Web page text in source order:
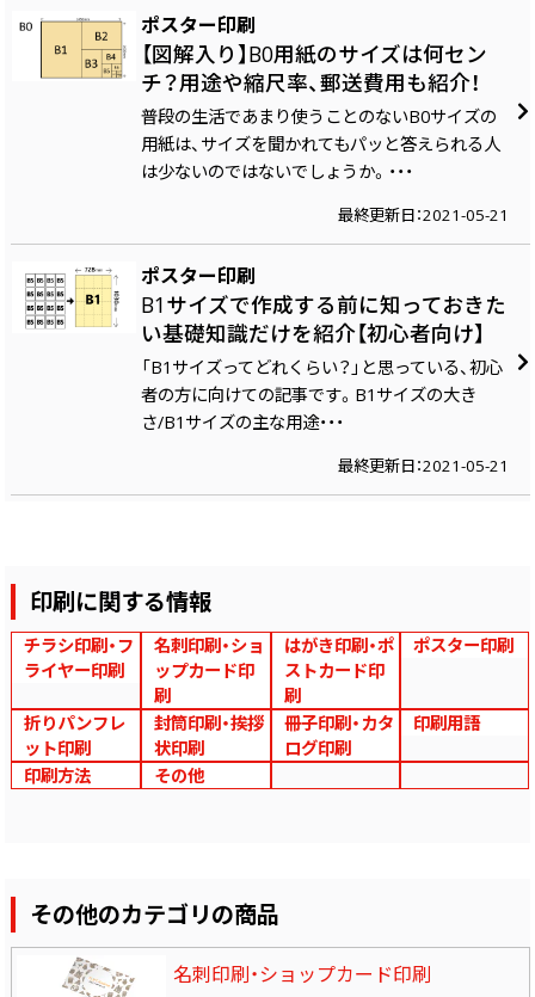
ポスター印刷
【図解入り】B0用紙のサイズは何セン
チ？用途や縮尺率、郵送費用も紹介！
普段の生活であまり使うことのないB0サイズの
用紙は、サイズを聞かれてもパッと答えられる人
は少ないのではないでしょうか。・・・
最終更新日：2021-05-21
ポスター印刷
B1サイズで作成する前に知っておきた
い基礎知識だけを紹介【初心者向け】
「B1サイズってどれくらい？」と思っている、初心
者の方に向けての記事です。B1サイズの大き
さ/B1サイズの主な用途・・・
最終更新日：2021-05-21
印刷に関する情報
チラシ印刷・フ
ライヤー印刷
名刺印刷・ショ
ップカード印
刷
はがき印刷・ポ
ストカード印
刷
ポスター印刷
折りパンフレ
ット印刷
封筒印刷・挨拶
状印刷
冊子印刷・カタ
ログ印刷
印刷用語
印刷方法 その他
その他のカテゴリの商品
名刺印刷・ショップカード印刷